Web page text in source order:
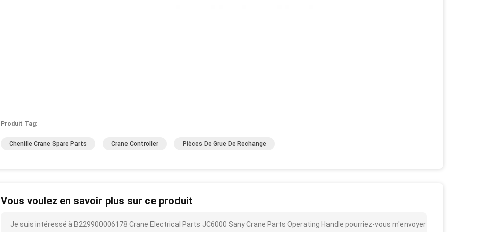
Produit Tag:
Chenille Crane Spare Parts Crane Controller Pièces De Grue De Rechange
Vous voulez en savoir plus sur ce produit
Je suis intéressé à B229900006178 Crane Electrical Parts JC6000 Sany Crane Parts Operating Handle pourriez-vous m'envoyer